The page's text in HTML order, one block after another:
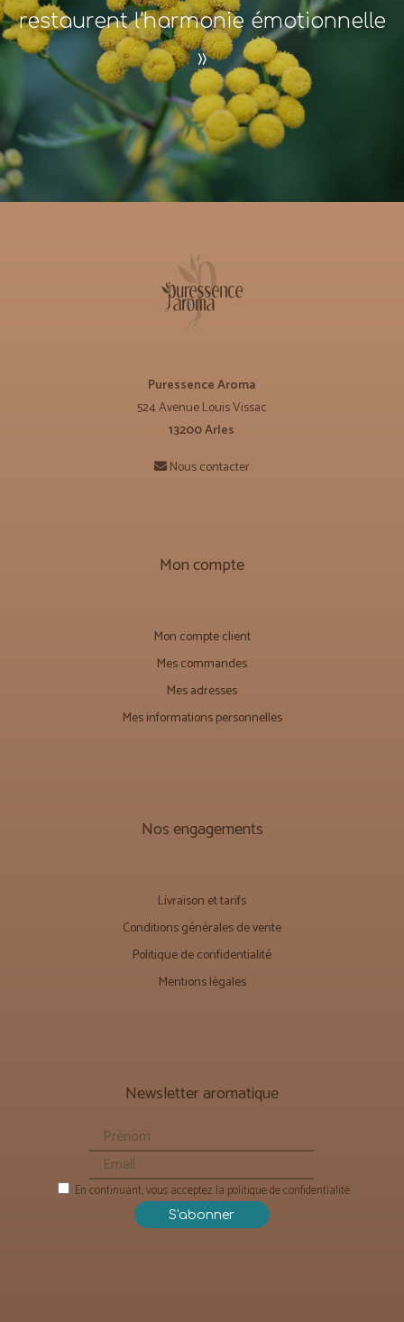
restaurent l'harmonie émotionnelle
»
Puressence Aroma
524 Avenue Louis Vissac
13200 Arles
Nous contacter
Mon compte
Mon compte client
Mes commandes
Mes adresses
Mes informations personnelles
Nos engagements
Livraison et tarifs
Conditions générales de vente
Politique de confidentialité
Mentions légales
Newsletter aromatique
En continuant, vous acceptez la politique de confidentialité